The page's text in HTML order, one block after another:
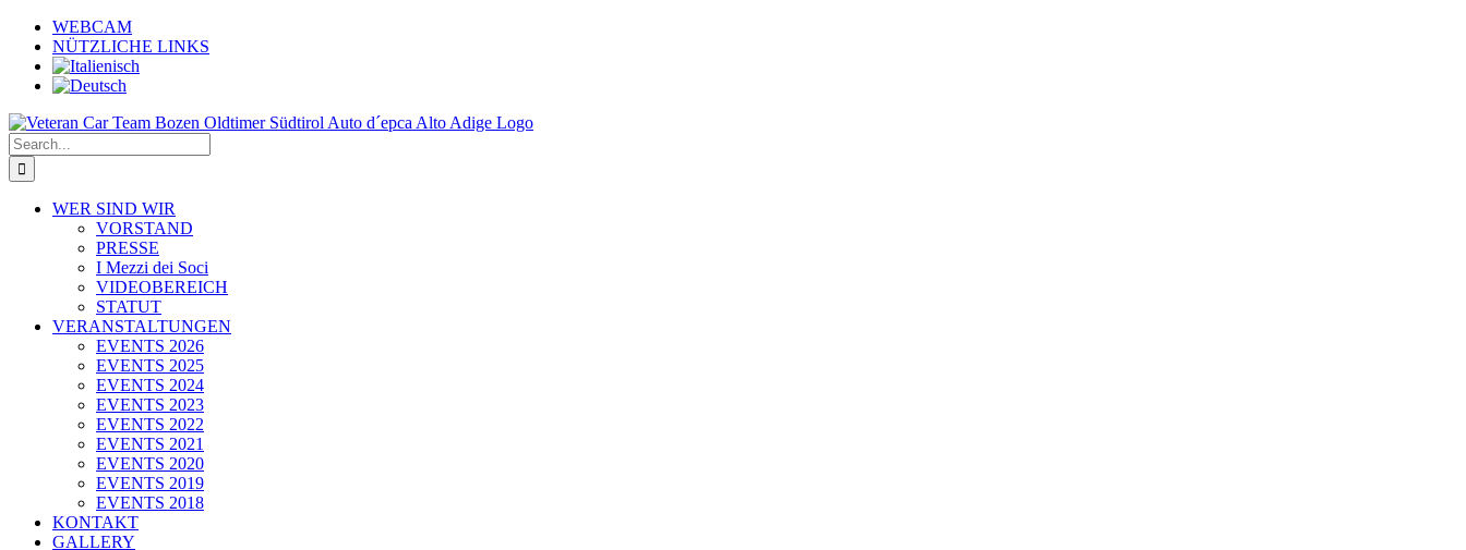
Skip
content
WEBCAM
NÜTZLICHE LINKS
Search
for:
WER SIND WIR
VORSTAND
PRESSE
I Mezzi dei Soci
VIDEOBEREICH
STATUT
VERANSTALTUNGEN
EVENTS 2026
EVENTS 2025
EVENTS 2024
EVENTS 2023
EVENTS 2022
EVENTS 2021
EVENTS 2020
EVENTS 2019
EVENTS 2018
KONTAKT
GALLERY